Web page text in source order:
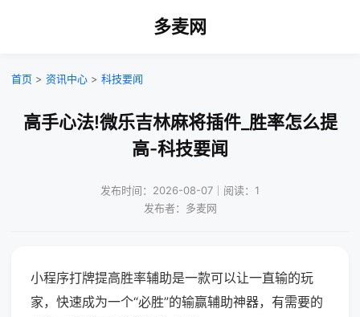
多麦网
首页 > 资讯中心 > 科技要闻
高手心法!微乐吉林麻将插件_胜率怎么提
高-科技要闻
发布时间：2026-08-07｜阅读：1
发布者：多麦网
小程序打牌提高胜率辅助是一款可以让一直输的玩
家，快速成为一个“必胜”的输赢辅助神器，有需要的